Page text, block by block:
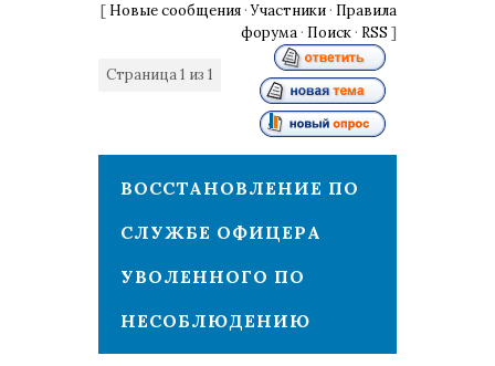
[ Новые сообщения ·Участники · Правила
форума · Поиск · RSS ]
Страница1 из 1
ВОССТАНОВЛЕНИЕ ПО
СЛУЖБЕ ОФИЦЕРА
УВОЛЕННОГО ПО
НЕСОБЛЮДЕНИЮ